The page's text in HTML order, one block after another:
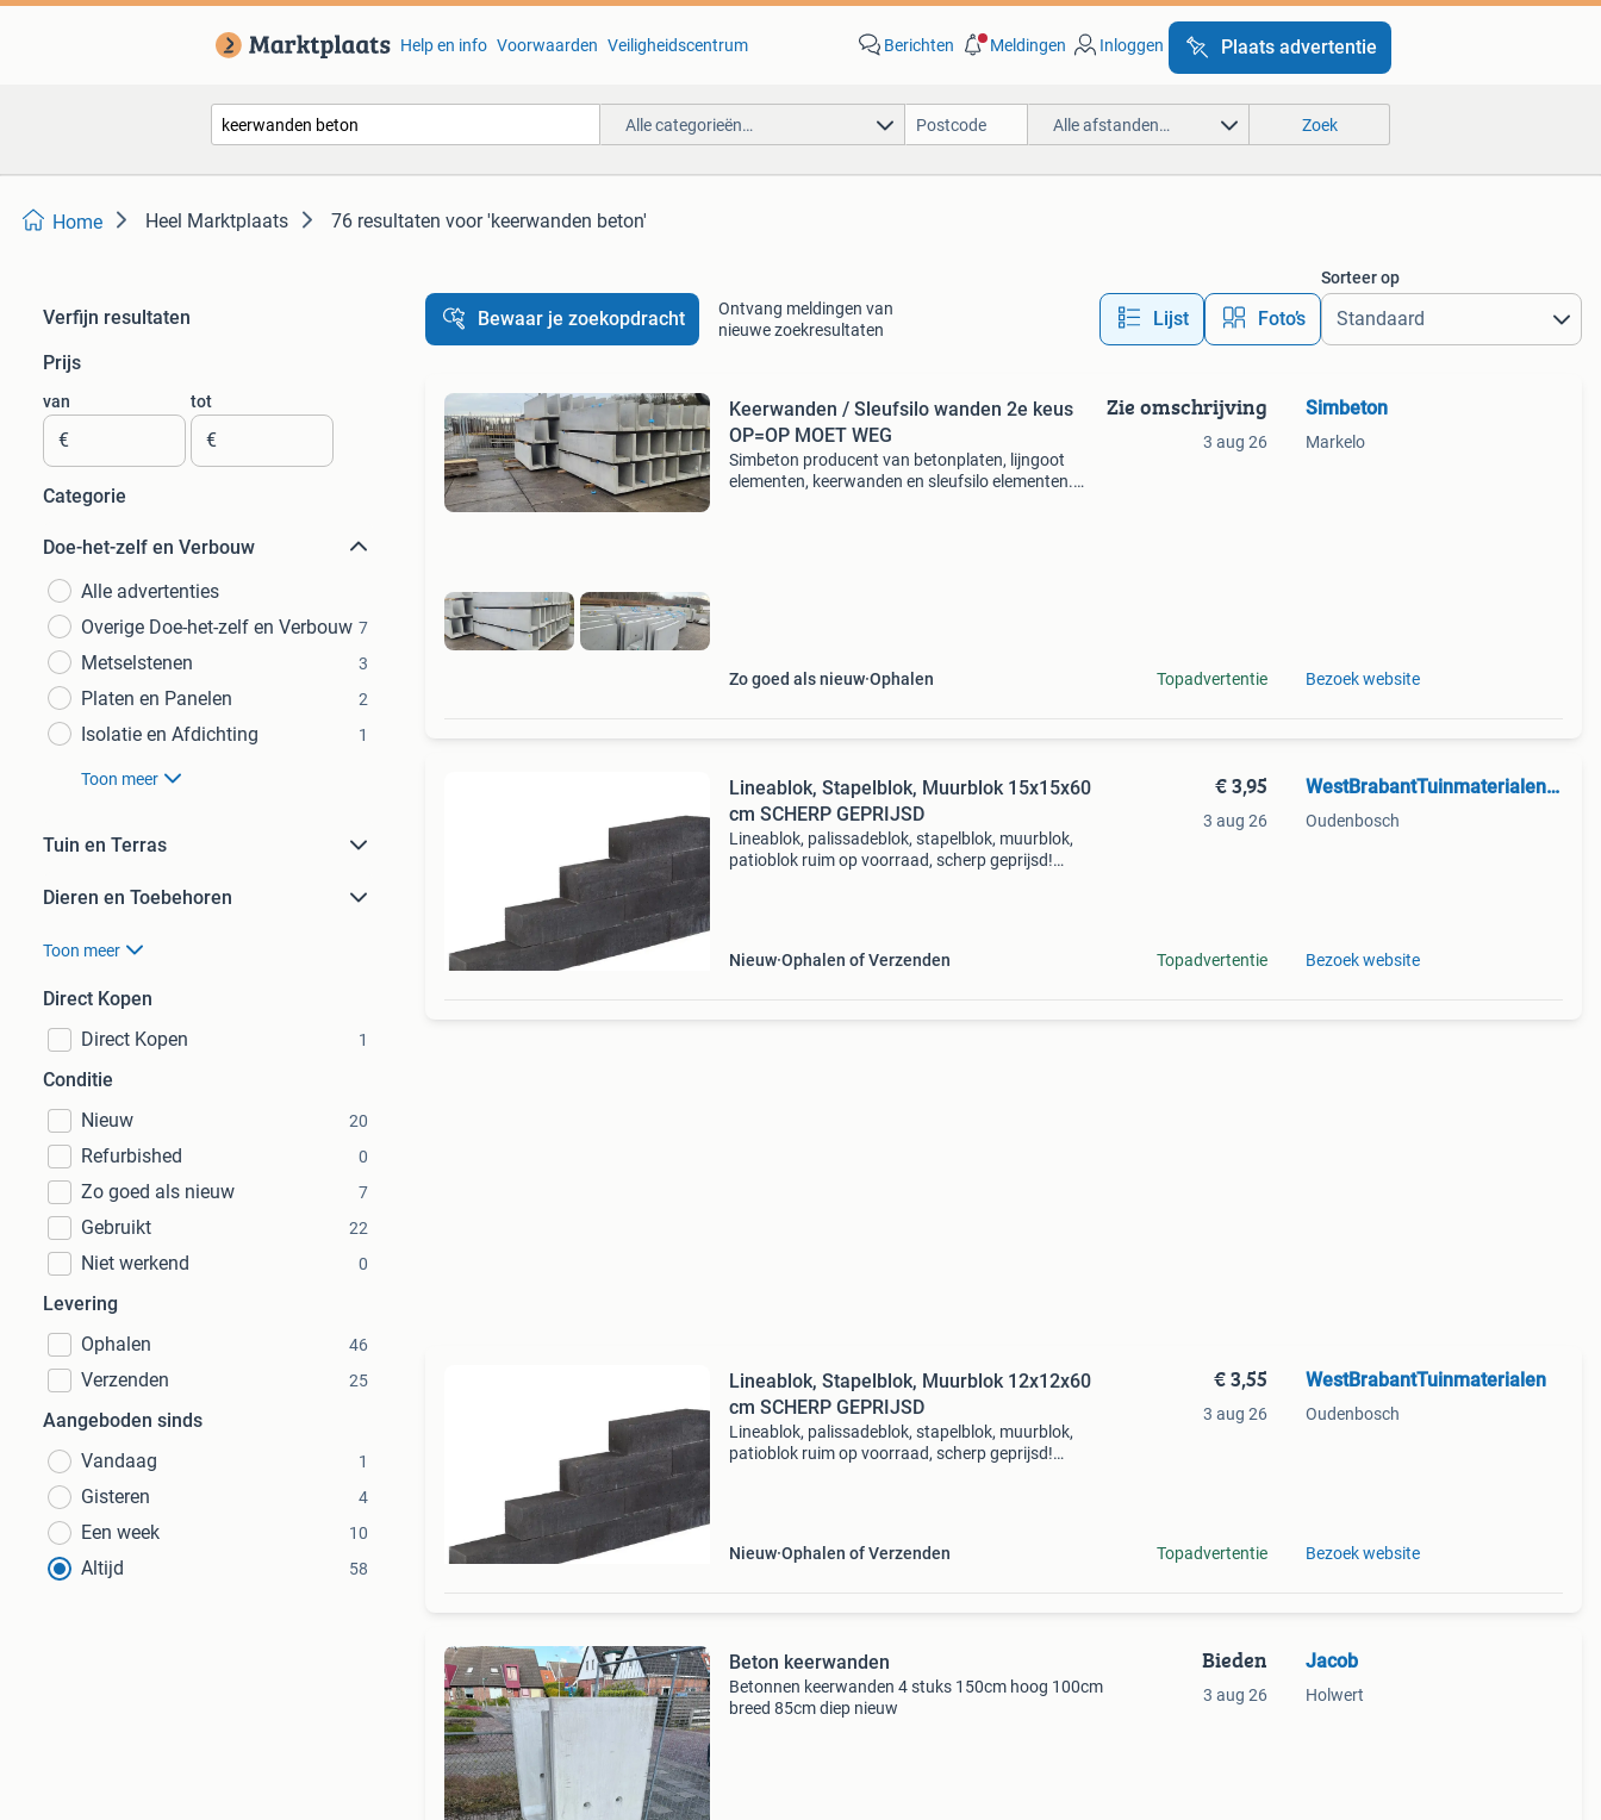
Help en info Voorwaarden Veiligheidscentrum Berichten Meldingen Inloggen Plaats advertentie
Alle categorieën… Alle afstanden… Zoek
Home Heel Marktplaats 76 resultaten voor 'keerwanden beton'
Verfijn resultaten
Prijs
van
€
tot
€
Categorie
Doe-het-zelf en Verbouw
Alle advertenties
Overige Doe-het-zelf en Verbouw 7
Metselstenen 3
Platen en Panelen 2
Isolatie en Afdichting 1
Toon meer
Tuin en Terras
Dieren en Toebehoren
Toon meer
Direct Kopen
Direct Kopen
1
Conditie
Nieuw
20
Refurbished 0
Zo goed als nieuw 7
Gebruikt 22
Niet werkend 0
Levering
Ophalen
46
Verzenden 25
Aangeboden sinds
Vandaag
1
Gisteren 4
Een week 10
Altijd 58
Bewaar je zoekopdracht
Ontvang meldingen van
nieuwe zoekresultaten
Lijst Foto’s
Sorteer op
Keerwanden / Sleufsilo wanden 2e keus
OP=OP MOET WEG
Simbeton producent van betonplaten, lijngoot
elementen, keerwanden en sleufsilo elementen.
Zo goed als nieuw Ophalen
Zie omschrijving
3 aug 26
Topadvertentie
Simbeton
Markelo
Bezoek website
Lineablok, Stapelblok, Muurblok 15x15x60
cm SCHERP GEPRIJSD
Lineablok, palissadeblok, stapelblok, muurblok,
patioblok ruim op voorraad, scherp geprijsd!
Nieuw Ophalen of Verzenden
€ 3,95
3 aug 26
Topadvertentie
WestBrabantTuinmaterialen.nl
Oudenbosch
Bezoek website
Lineablok, Stapelblok, Muurblok 12x12x60
cm SCHERP GEPRIJSD
Lineablok, palissadeblok, stapelblok, muurblok,
patioblok ruim op voorraad, scherp geprijsd!
Nieuw Ophalen of Verzenden
€ 3,55
3 aug 26
Topadvertentie
WestBrabantTuinmaterialen
Oudenbosch
Bezoek website
Beton keerwanden
Betonnen keerwanden 4 stuks 150cm hoog 100cm
breed 85cm diep nieuw
Bieden
3 aug 26
Jacob
Holwert